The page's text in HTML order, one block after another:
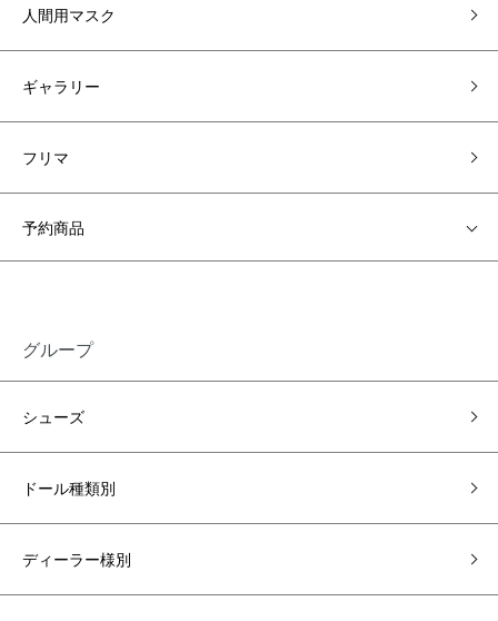
人間用マスク
ギャラリー
フリマ
予約商品
グループ
シューズ
ドール種類別
ディーラー様別